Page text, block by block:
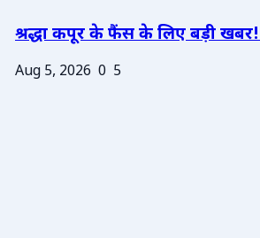
श्रद्धा कपूर के फैंस के लिए बड़ी
Aug 5, 2026 0 5